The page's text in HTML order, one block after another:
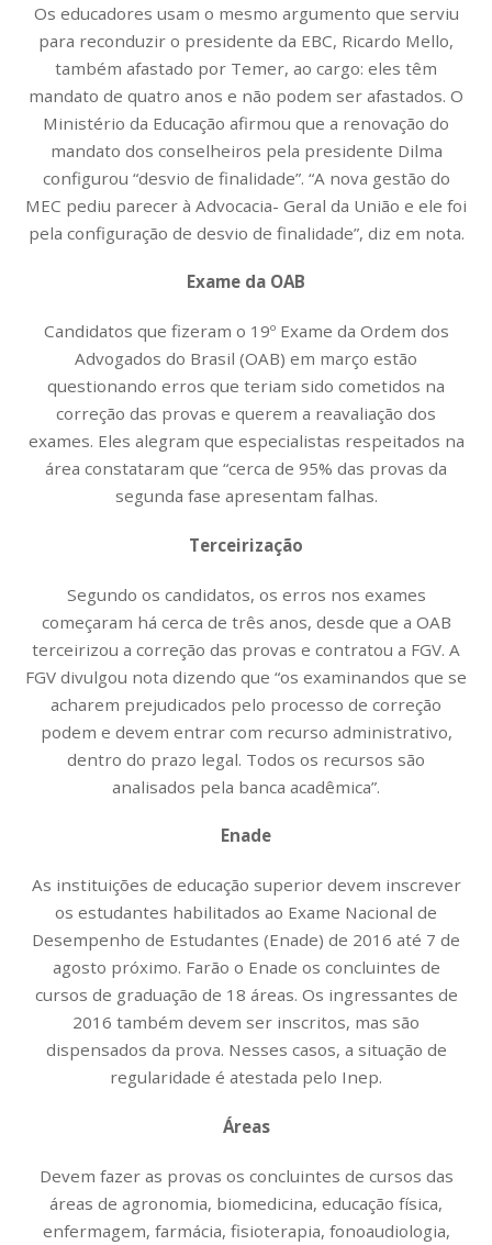
Os educadores usam o mesmo argumento que serviu
para reconduzir o presidente da EBC, Ricardo Mello,
também afastado por Temer, ao cargo: eles têm
mandato de quatro anos e não podem ser afastados. O
Ministério da Educação afirmou que a renovação do
mandato dos conselheiros pela presidente Dilma
configurou “desvio de finalidade”. “A nova gestão do
MEC pediu parecer à Advocacia- Geral da União e ele foi
pela configuração de desvio de finalidade”, diz em nota.
Exame da OAB
Candidatos que fizeram o 19º Exame da Ordem dos
Advogados do Brasil (OAB) em março estão
questionando erros que teriam sido cometidos na
correção das provas e querem a reavaliação dos
exames. Eles alegram que especialistas respeitados na
área constataram que “cerca de 95% das provas da
segunda fase apresentam falhas.
Terceirização
Segundo os candidatos, os erros nos exames
começaram há cerca de três anos, desde que a OAB
terceirizou a correção das provas e contratou a FGV. A
FGV divulgou nota dizendo que “os examinandos que se
acharem prejudicados pelo processo de correção
podem e devem entrar com recurso administrativo,
dentro do prazo legal. Todos os recursos são
analisados pela banca acadêmica”.
Enade
As instituições de educação superior devem inscrever
os estudantes habilitados ao Exame Nacional de
Desempenho de Estudantes (Enade) de 2016 até 7 de
agosto próximo. Farão o Enade os concluintes de
cursos de graduação de 18 áreas. Os ingressantes de
2016 também devem ser inscritos, mas são
dispensados da prova. Nesses casos, a situação de
regularidade é atestada pelo Inep.
Áreas
Devem fazer as provas os concluintes de cursos das
áreas de agronomia, biomedicina, educação física,
enfermagem, farmácia, fisioterapia, fonoaudiologia,